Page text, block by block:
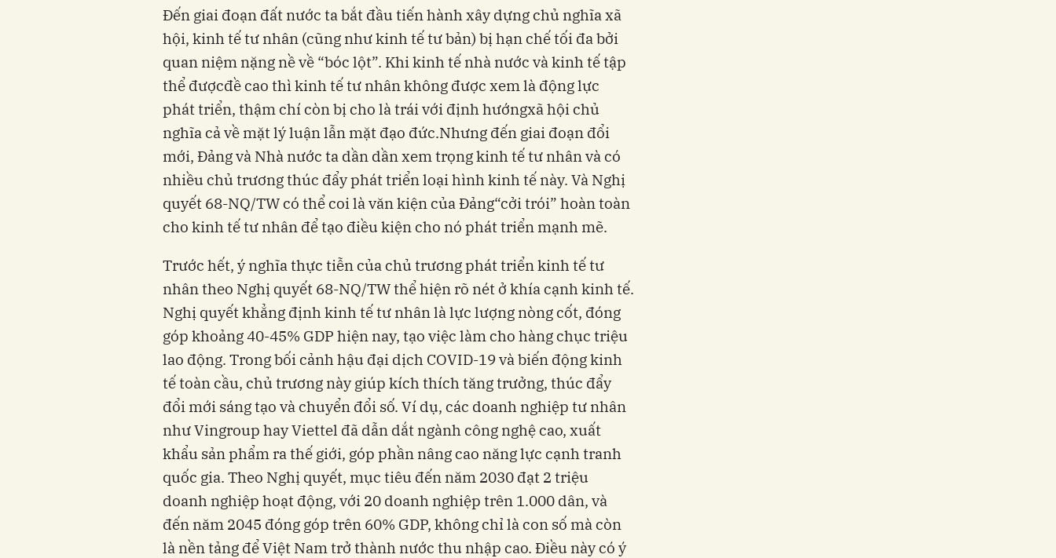
Đến giai đoạn đất nước ta bắt đầu tiến hành xây dựng chủ nghĩa xã
hội, kinh tế tư nhân (cũng như kinh tế tư bản) bị hạn chế tối đa bởi
quan niệm nặng nề về “bóc lột”. Khi kinh tế nhà nước và kinh tế tập
thể đượcđề cao thì kinh tế tư nhân không được xem là động lực
phát triển, thậm chí còn bị cho là trái với định hướngxã hội chủ
nghĩa cả về mặt lý luận lẫn mặt đạo đức.Nhưng đến giai đoạn đổi
mới, Đảng và Nhà nước ta dần dần xem trọng kinh tế tư nhân và có
nhiều chủ trương thúc đẩy phát triển loại hình kinh tế này. Và Nghị
quyết 68-NQ/TW có thể coi là văn kiện của Đảng“cởi trói” hoàn toàn
cho kinh tế tư nhân để tạo điều kiện cho nó phát triển mạnh mẽ.
Trước hết, ý nghĩa thực tiễn của chủ trương phát triển kinh tế tư
nhân theo Nghị quyết 68-NQ/TW thể hiện rõ nét ở khía cạnh kinh tế.
Nghị quyết khẳng định kinh tế tư nhân là lực lượng nòng cốt, đóng
góp khoảng 40-45% GDP hiện nay, tạo việc làm cho hàng chục triệu
lao động. Trong bối cảnh hậu đại dịch COVID-19 và biến động kinh
tế toàn cầu, chủ trương này giúp kích thích tăng trưởng, thúc đẩy
đổi mới sáng tạo và chuyển đổi số. Ví dụ, các doanh nghiệp tư nhân
như Vingroup hay Viettel đã dẫn dắt ngành công nghệ cao, xuất
khẩu sản phẩm ra thế giới, góp phần nâng cao năng lực cạnh tranh
quốc gia. Theo Nghị quyết, mục tiêu đến năm 2030 đạt 2 triệu
doanh nghiệp hoạt động, với 20 doanh nghiệp trên 1.000 dân, và
đến năm 2045 đóng góp trên 60% GDP, không chỉ là con số mà còn
là nền tảng để Việt Nam trở thành nước thu nhập cao. Điều này có ý